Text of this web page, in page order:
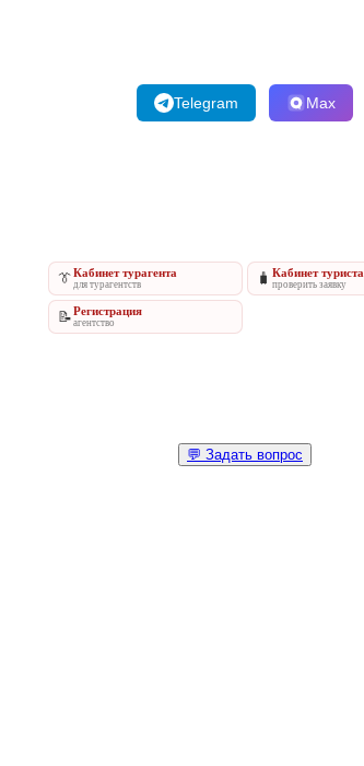
Telegram Max
👔Кабинет турагента
для турагентств 🧳 Кабинет туриста
проверить заявку
📝Регистрация
агентство
💬 Задать вопрос